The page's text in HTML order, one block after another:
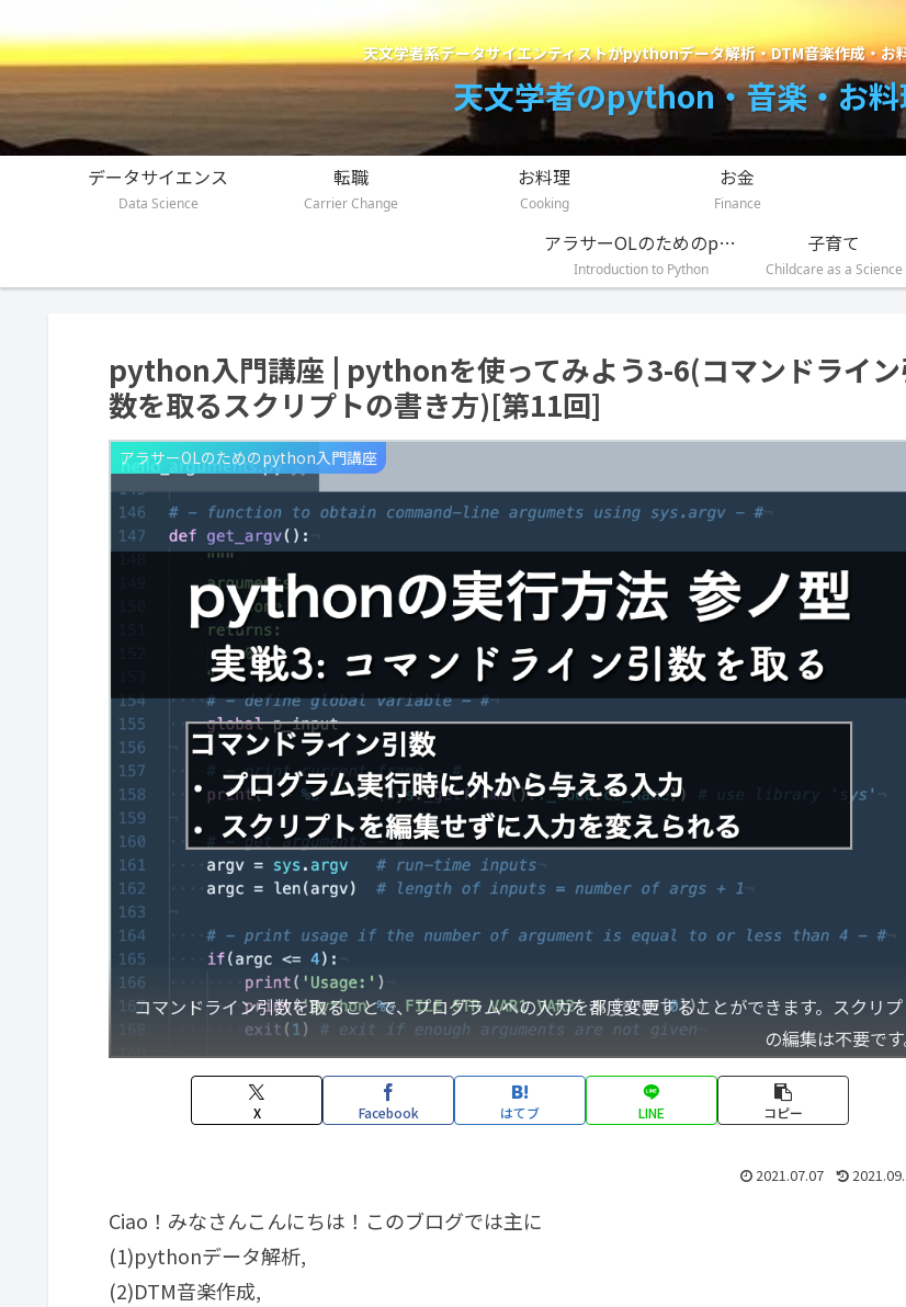
天文学者系データサイエンティストがpythonデータ解析・DTM音楽作成・お
天文学者のpython・音楽・お
データサイエンス
Data Science
転職
Carrier Change
お料理
Cooking
お金
Finance
アラサーOLのためのpython入門講座
Introduction to Python
子育て
Childcare as a Science
python入門講座 | pythonを使ってみよう3-6(コマンドライン
数を取るスクリプトの書き方)[第11回]
アラサーOLのためのpython入門講座
コマンドライン引数を取ることで、プログラムへの入力を都度変更することができます。スクリプ
の編集は不要です
X Facebook はてブ LINE コピー
2021.07.07
Ciao！みなさんこんにちは！このブログでは主に
(1)pythonデータ解析,
(2)DTM音楽作成,